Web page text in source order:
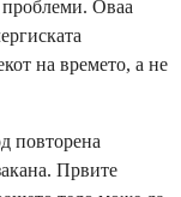
проблеми. Оваа
на времето, а не
повторена
Првите